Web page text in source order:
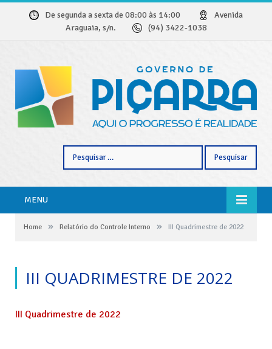
De segunda a sexta de 08:00 às 14:00
Avenida
Araguaia, s/n.
(94) 3422-1038
MENU
Home » Relatório do Controle Interno » III Quadrimestre de 2022
III QUADRIMESTRE DE 2022
III Quadrimestre de 2022